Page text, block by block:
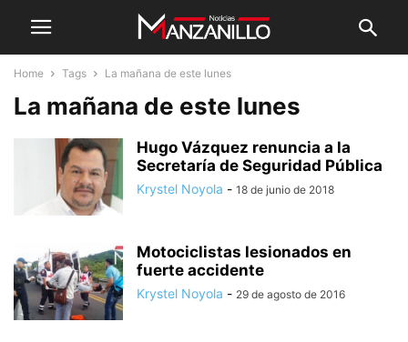
Home Tags La mañana de este lunes
La mañana de este lunes
Hugo Vázquez renuncia a la
Secretaría de Seguridad Pública
Krystel Noyola - 18 de junio de 2018
Motociclistas lesionados en
fuerte accidente
Krystel Noyola - 29 de agosto de 2016